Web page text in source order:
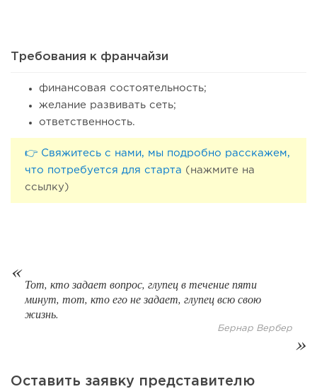
Требования к франчайзи
финансовая состоятельность;
желание развивать сеть;
ответственность.
👉 Свяжитесь с нами, мы подробно расскажем,
что потребуется для старта (нажмите на
ссылку)
Тот, кто задает вопрос, глупец в течение пяти
минут, тот, кто его не задает, глупец всю свою
жизнь.
Бернар Вербер
Оставить заявку представителю